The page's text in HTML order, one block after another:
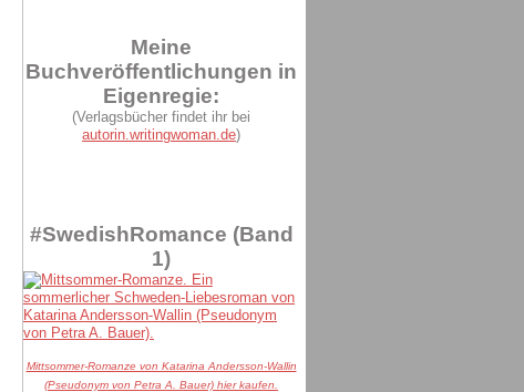
Meine
Buchveröffentlichungen in
Eigenregie:
(Verlagsbücher findet ihr bei
autorin.writingwoman.de)
#SwedishRomance (Band
1)
Mittsommer-Romanze von Katarina Andersson-Wallin
(Pseudonym von Petra A. Bauer) hier kaufen.